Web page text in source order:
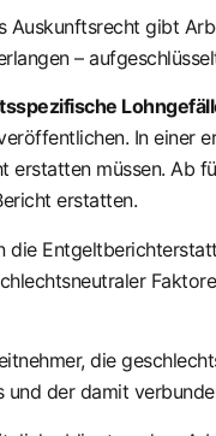
Auskunftsrecht gibt
–
In einer
erstatten müssen. Ab
erstatten.
die
die
der damit